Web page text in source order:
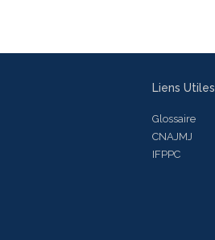
Liens Utiles
Glossaire
CNAJMJ
IFPPC